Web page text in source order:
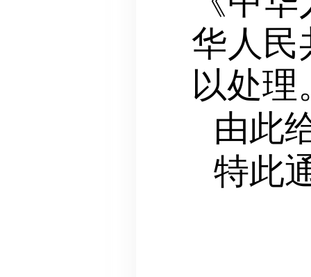
华人民
以处理
由此
特此